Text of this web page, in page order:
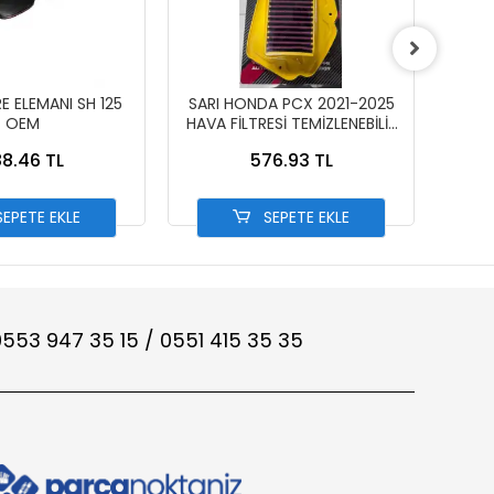
ELEMANI SH 125
OEM
TL
EKLE
SARI HONDA PCX 2021-2025
HAVA FİLTRESİ TEMİZLENEBİLİR
576.93 TL
SEPETE EKLE
947 35 15 / 0551 415 35 35